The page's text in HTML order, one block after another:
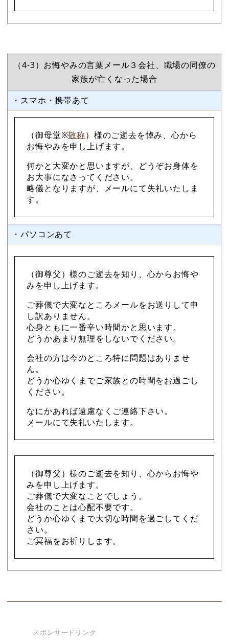
（4-3）お悔やみの言葉メール３会社、職場の同僚の
家族が亡くなった場合
・スマホ・携帯あて
（御母堂※敬称）様のご逝去を悼み、心から
お悔やみを申し上げます。
何かと大変かと思いますが、どうぞお身体を
お大事になさってください。
略儀となりますが、メールにて失礼いたしま
す。
・パソコンあて
（御尊父）様のご逝去を知り、心からお悔や
みを申し上げます。
ご葬儀で大変なところメールをお送りして申
し訳ありません。
心身ともに一番辛い時間かと思います。
どうかあまり無理をしないでください。
会社の方は今のところ特に問題はありませ
ん。
どうか心ゆくまでご家族との時間をお過ごし
ください。
なにかあれば遠慮なくご連絡下さい。
メールにて失礼いたします。
（御尊父）様のご逝去を知り、心からお悔や
みを申し上げます。
ご葬儀で大変なことでしょう。
会社のことは心配不要です。
どうか心ゆくまで大切な時間を過ごしてくだ
さい。
ご冥福をお祈りします。
スポンサードリンク